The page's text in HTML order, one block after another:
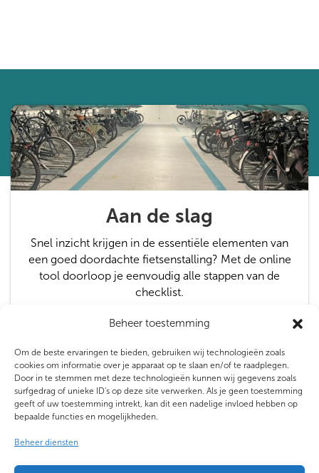
Beheer toestemming
Om de beste ervaringen te bieden, gebruiken wij technologieën zoals
cookies om informatie over je apparaat op te slaan en/of te raadplegen.
Door in te stemmen met deze technologieën kunnen wij gegevens zoals
surfgedrag of unieke ID's op deze site verwerken. Als je geen toestemming
geeft of uw toestemming intrekt, kan dit een nadelige invloed hebben op
bepaalde functies en mogelijkheden.
Beheer diensten
Aan de slag
Snel inzicht krijgen in de essentiële elementen van
een goed doordachte fietsenstalling? Met de online
tool doorloop je eenvoudig alle stappen van de
checklist.